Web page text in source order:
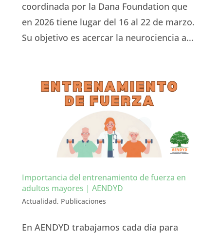
coordinada por la Dana Foundation que
en 2026 tiene lugar del 16 al 22 de marzo.
Su objetivo es acercar la neurociencia a...
Importancia del entrenamiento de fuerza en
adultos mayores | AENDYD
Actualidad, Publicaciones
En AENDYD trabajamos cada día para